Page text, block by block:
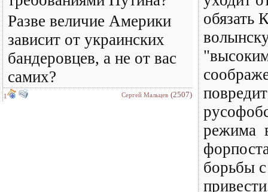
Разве величие Америки
зависит от украинских
бандеровцев, а не от вас
самих?
1 Сергей Мальцев (2507)
обязать
режима
борьбы